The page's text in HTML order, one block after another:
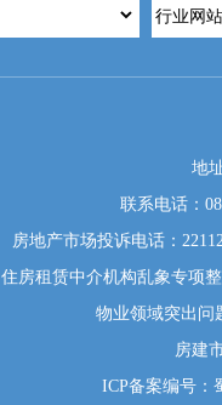
地
联系电话：
房地产市场投诉电话：
住房租赁中介机构乱象专项
物业领域突出问
房建
ICP备案编号：